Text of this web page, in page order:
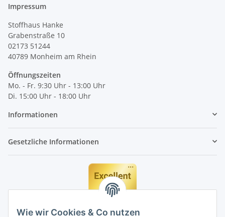
Wie wir Cookies & Co nutzen
Impressum
Stoffhaus Hanke
Grabenstraße 10
02173 51244
40789 Monheim am Rhein
Öffnungszeiten
Mo. - Fr. 9:30 Uhr - 13:00 Uhr
Di. 15:00 Uhr - 18:00 Uhr
Informationen
Gesetzliche Informationen